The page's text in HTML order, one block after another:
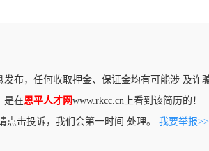
发布，任何收取押金、保证金均有可能涉 及诈
是在恩平人才网www.rkcc.cn上看到该简历的！
点击投诉，我们会第一时间 处理。 我要举报